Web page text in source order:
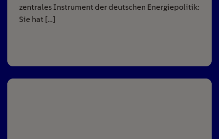
zentrales Instrument der deutschen Energiepolitik:
Sie hat […]